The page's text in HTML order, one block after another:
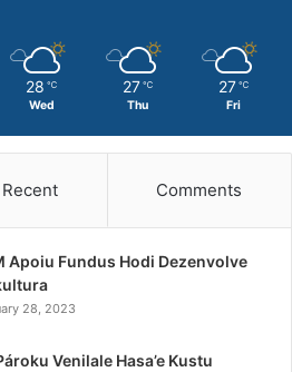
28 ℃
Wed
27 ℃
Thu
27 ℃
Fri
Recent Comments
Apoiu Fundus Hodi Dezenvolve
28, 2023
Venilale Hasa’e Kustu